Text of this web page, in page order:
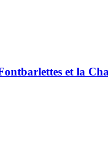
et la